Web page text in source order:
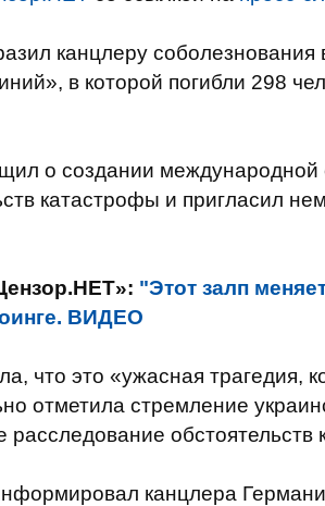
канцлеру соболезнования
в которой погибли 298
о создании международной
катастрофы и пригласил
"Этот залп
ВИДЕО
что это «ужасная трагедия,
отметила стремление
расследование обстоятельств
канцлера